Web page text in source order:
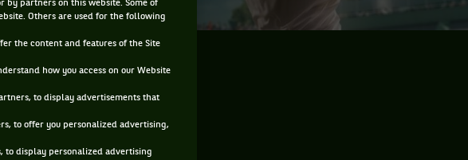
by partners on this website. Some of
Others are used for the following
the content and features of the Site
how you access on our Website
to display advertisements that
to offer you personalized advertising,
to display personalized advertising